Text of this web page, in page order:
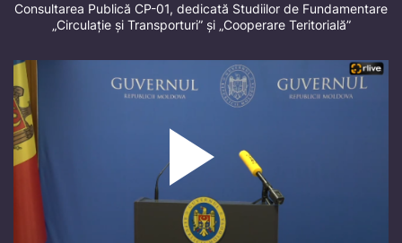
Consultarea Publică CP-01, dedicată Studiilor de Fundamentare
„Circulație și Transporturi” și „Cooperare Teritorială”